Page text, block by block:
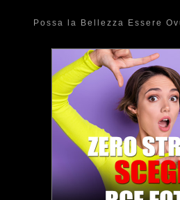
Possa la Bellezza Essere